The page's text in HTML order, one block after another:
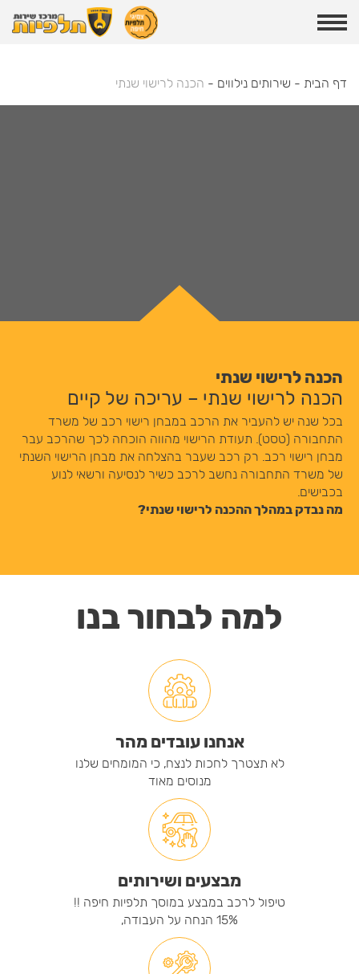
דף הבית - שירותים נילווים - הכנה לרישוי שנתי
הכנה לרישוי שנתי
הכנה לרישוי שנתי – עריכה של קיים
בכל שנה יש להעביר את הרכב במבחן רישוי רכב של משרד
התחבורה (טסט). תעודת הרישוי מהווה הוכחה לכך שהרכב עבר
מבחן רישוי רכב. רק רכב שעבר בהצלחה את מבחן הרישוי השנתי
של משרד התחבורה נחשב לרכב כשיר לנסיעה ורשאי לנוע
בכבישים.
מה נבדק במהלך ההכנה לרישוי שנתי?
למה לבחור בנו
אנחנו עובדים מהר
לא תצטרך לחכות לנצח, כי המומחים שלנו
מנוסים מאוד
מבצעים ושירותים
טיפול לרכב במבצע במוסך תלפיות חיפה !!
15% הנחה על העבודה,